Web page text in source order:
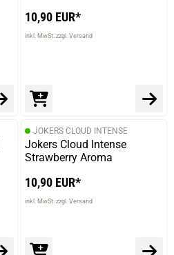
10,90 EUR*
inkl. MwSt. zzgl. Versand
JOKERS CLOUD INTENSE
Jokers Cloud Intense
Strawberry Aroma
10,90 EUR*
inkl. MwSt. zzgl. Versand